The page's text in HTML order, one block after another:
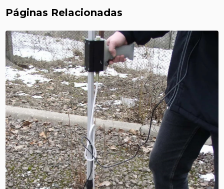
Páginas Relacionadas